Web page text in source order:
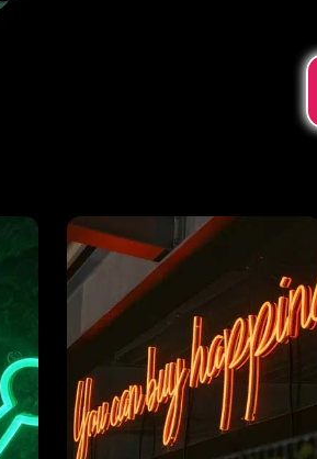
les plus puissantes, d’une